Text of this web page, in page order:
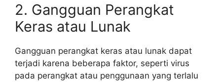
2. Gangguan Perangkat
Keras atau Lunak
Gangguan perangkat keras atau lunak dapat
terjadi karena beberapa faktor, seperti virus
pada perangkat atau penggunaan yang terlalu